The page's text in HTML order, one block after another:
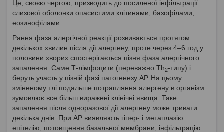
Це, своєю чергою, призводить до посиленої інфільтрації
слизової оболонки опасистими клітинами, базофілами,
еозинофілами.
Рання фаза алергічної реакції розвивається протягом
декількох хвилин після дії алергену, проте через 4–6 год у
половини хворих спостерігається пізня фаза алергічного
запалення. Саме Т-лімфоцити (переважно Th2-типу) і
беруть участь у пізній фазі патогенезу АР. На цьому
зміненому тлі подальше потрапляння алергену в організм
зумовлює все більш виражені клінічні явища. Таке
запалення після одноразової дії алергену може тривати
декілька днів. При АР виявляють гіпер- і метаплазію
епітелію, потовщення базальної мембрани, інфільтрацію